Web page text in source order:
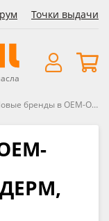
Точки выдачи
бренды в ОЕМ-OIL®: REMOSKIN, РИЗАКЛИН, РИЗАДЕРМ, РИЗАВИТ, RUSKIN